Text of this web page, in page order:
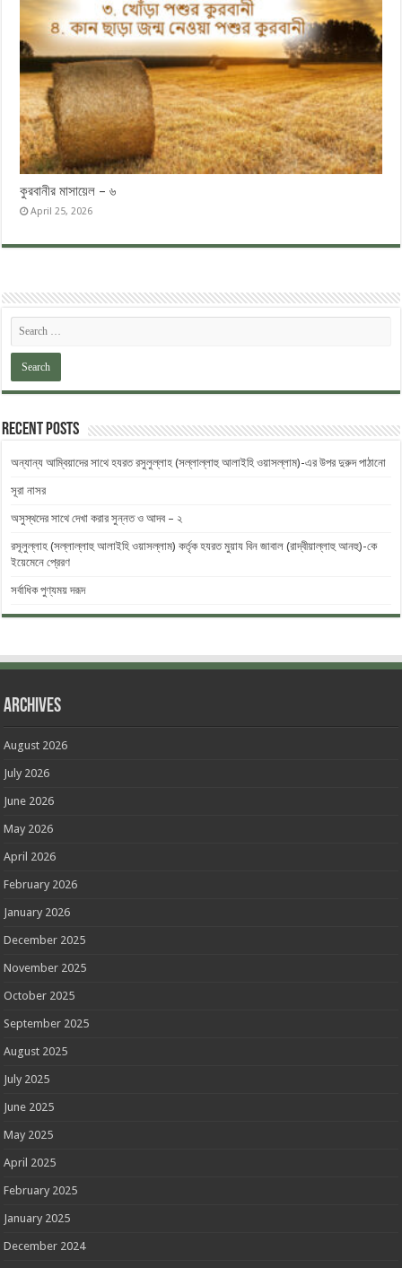
কুরবানীর মাসায়েল – ৬
April 25, 2026
Recent Posts
অন্যান্য আম্বিয়াদের সাথে হযরত রসুলুল্লাহ (সল্লাল্লাহু ‎আলাইহি ওয়াসল্লাম)-এর উপর দুরুদ ‎পাঠানো
সূরা নাসর
অসুস্থদের সাথে দেখা করার সুন্নত ও আদব – ২
রসূলুল্লাহ (সল্লাল্লাহু আলাইহি ওয়াসল্লাম) কর্তৃক হযরত মুয়ায বিন জাবাল (রাদ্বীয়াল্লাহু আনহু)-কে
ইয়েমেনে প্রেরণ
সর্বাধিক পুণ্যময় দরূদ
Archives
August 2026
July 2026
June 2026
May 2026
April 2026
February 2026
January 2026
December 2025
November 2025
October 2025
September 2025
August 2025
July 2025
June 2025
May 2025
April 2025
February 2025
January 2025
December 2024